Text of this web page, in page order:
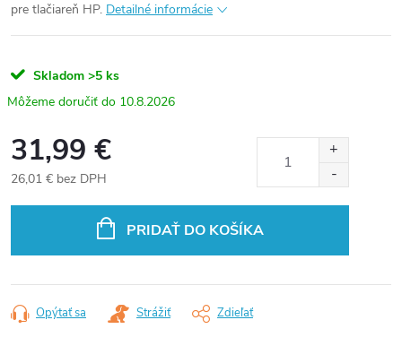
pre tlačiareň HP. Detailné informácie
Skladom >5 ks
10.8.2026
31,99 €
26,01 € bez DPH
PRIDAŤ DO KOŠÍKA
Opýtať sa Strážiť Zdieľať